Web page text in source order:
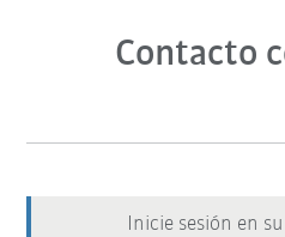
Contacto
Inicie sesión en